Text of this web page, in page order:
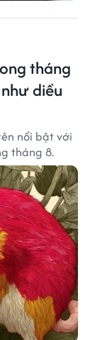
tháng
diều
nổi bật với
tháng 8.